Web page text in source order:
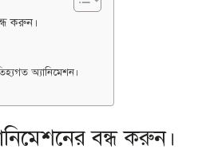
করুন।
অ্যানিমেশন।
বন্ধ করুন।